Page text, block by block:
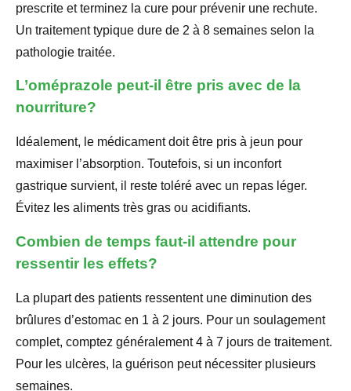
prescrite et terminez la cure pour prévenir une rechute.
Un traitement typique dure de 2 à 8 semaines selon la
pathologie traitée.
L’oméprazole peut-il être pris avec de la
nourriture?
Idéalement, le médicament doit être pris à jeun pour
maximiser l’absorption. Toutefois, si un inconfort
gastrique survient, il reste toléré avec un repas léger.
Évitez les aliments très gras ou acidifiants.
Combien de temps faut-il attendre pour
ressentir les effets?
La plupart des patients ressentent une diminution des
brûlures d’estomac en 1 à 2 jours. Pour un soulagement
complet, comptez généralement 4 à 7 jours de traitement.
Pour les ulcères, la guérison peut nécessiter plusieurs
semaines.